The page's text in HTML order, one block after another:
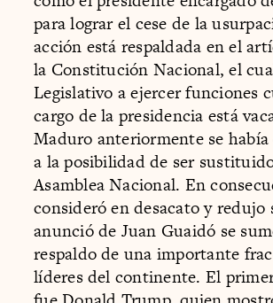
para lograr el cese de la
acción está respaldada en el
la Constitución Nacional, el
Legislativo a ejercer funciones
cargo de la presidencia está
Maduro anteriormente se
a la posibilidad de ser
Asamblea Nacional. En
consideró en desacato y redujo
anunció de Juan Guaidó se
respaldo de una importante
líderes del continente. El